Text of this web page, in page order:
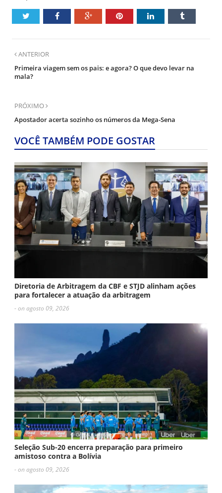
ANTERIOR
Primeira viagem sem os pais: e agora? O que devo levar na
mala?
PRÓXIMO
Apostador acerta sozinho os números da Mega-Sena
VOCÊ TAMBÉM PODE GOSTAR
Diretoria de Arbitragem da CBF e STJD alinham ações
para fortalecer a atuação da arbitragem
- on agosto 09, 2026
Seleção Sub-20 encerra preparação para primeiro
amistoso contra a Bolívia
- on agosto 09, 2026